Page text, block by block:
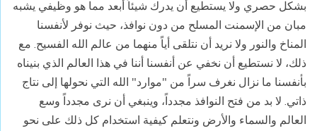
بشكل حصري ولا يستطيع أن يدرك شيئاً أبعد مما هو وظيفي يشبه
مبان من الإسمنت المسلح من دون نوافذ، حيث نوفر لأنفسنا
المناخ والنور ولا نريد أن نتلقى أياً منهما من عالم الله الفسيح. مع
ذلك، لا نستطيع أن نخفي عن أنفسنا أننا في هذا العالم الذي بنيناه
بأنفسنا ما نزال نغرف سراً من "موارد" الله التي نحولها إلى نتاج
ذاتي. لا بد من فتح النوافذ مجدداً، وينبغي أن نرى مجدداً وسع
العالم والسماء والأرض ونتعلم كيفية استخدام كل ذلك على نحو